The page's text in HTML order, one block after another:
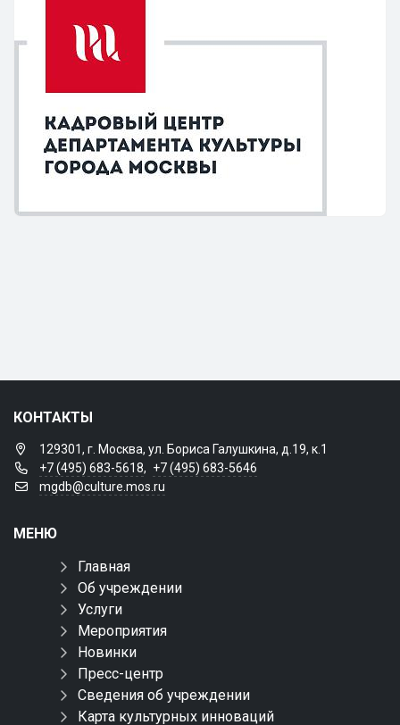
КОНТАКТЫ
129301, г. Москва, ул. Бориса Галушкина, д.19, к.1
+7 (495) 683-5618, +7 (495) 683-5646
mgdb@culture.mos.ru
МЕНЮ
Главная
Об учреждении
Услуги
Мероприятия
Новинки
Пресс-центр
Сведения об учреждении
Карта культурных инноваций